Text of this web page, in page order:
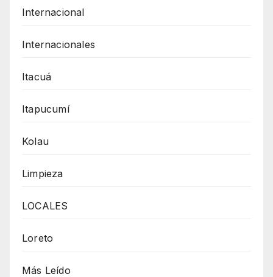
Internacional
Internacionales
Itacuá
Itapucumí
Kolau
Limpieza
LOCALES
Loreto
Más Leído